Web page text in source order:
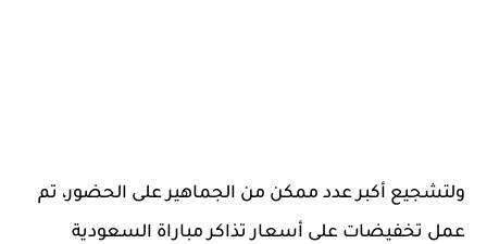
ولتشجيع أكبر عدد ممكن من الجماهير على الحضور، تم
عمل تخفيضات على أسعار تذاكر مباراة السعودية